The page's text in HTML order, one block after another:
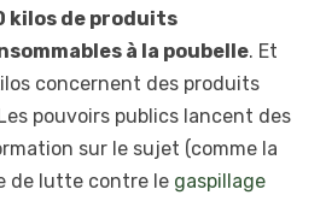
kilos de produits
à la poubelle. Et
concernent des produits
pouvoirs publics lancent des
sur le sujet (comme la
de lutte contre le gaspillage